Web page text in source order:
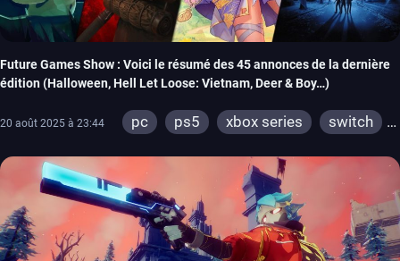
Future Games Show : Voici le résumé des 45 annonces de la dernière
édition (Halloween, Hell Let Loose: Vietnam, Deer & Boy…)
20 août 2025 à 23:44 pc ps5 xbox series
switch